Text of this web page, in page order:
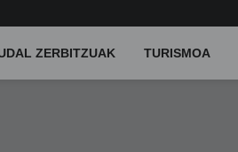
ZERBITZUAK TURISMOA